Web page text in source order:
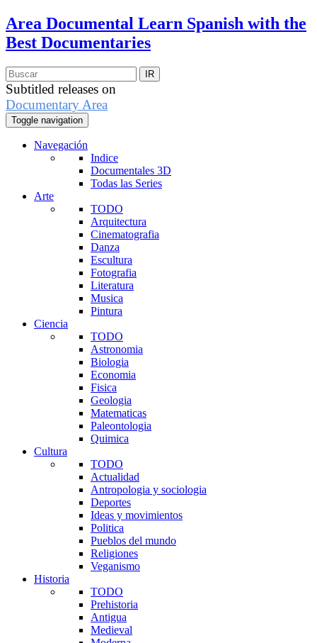
Area Documental Learn Spanish with the
Best Documentaries
Subtitled releases on
Documentary Area
Toggle navigation
Navegación
Indice
Documentales 3D
Todas las Series
Arte
TODO
Arquitectura
Cinematografia
Danza
Escultura
Fotografia
Literatura
Musica
Pintura
Ciencia
TODO
Astronomia
Biologia
Economia
Fisica
Geologia
Matematicas
Paleontologia
Quimica
Cultura
TODO
Actualidad
Antropologia y sociologia
Deportes
Ideas y movimientos
Politica
Pueblos del mundo
Religiones
Veganismo
Historia
TODO
Prehistoria
Antigua
Medieval